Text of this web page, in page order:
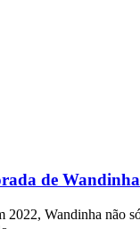
de
2022, Wandinha não